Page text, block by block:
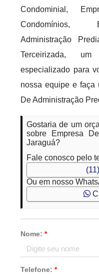
Condominial,
Condomínios,
Administração
Terceirizada,
especializado para
nossa equipe e faça
De Administração
Gostaria de um
sobre Empresa
Jaraguá?
Fale conosco pelo
Ou em nosso
Nome:*
Telefone:*